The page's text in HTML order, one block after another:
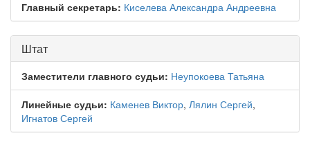
Главный секретарь: Киселева Александра Андреевна
Штат
Заместители главного судьи: Неупокоева Татьяна
Линейные судьи: Каменев Виктор, Лялин Сергей,
Игнатов Сергей